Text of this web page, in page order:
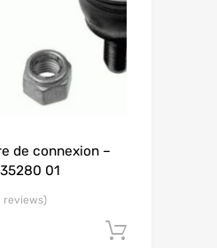
de connexion –
35280 01
reviews)